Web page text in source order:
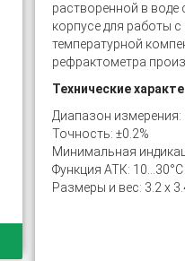
растворенной в
корпусе для работы
температурной
рефрактометра
Технические
Диапазон измерения:
Точность: ±0.2%
Минимальная
Функция АТК: 10...30°C
Размеры и вес: 3.2 x